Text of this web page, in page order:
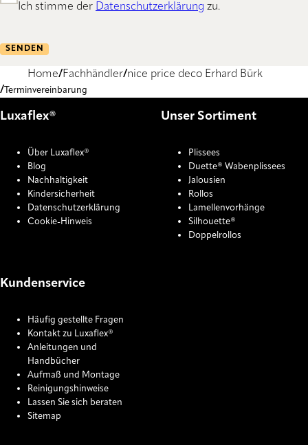
Ich stimme der Datenschutzerklärung zu.
SENDEN
Home Fachhändler nice price deco Erhard Bürk
Terminvereinbarung
Luxaflex®
Über Luxaflex®
Blog
Nachhaltigkeit
Kindersicherheit
Datenschutzerklärung
Cookie-Hinweis
Unser Sortiment
Plissees
Duette® Wabenplissees
Jalousien
Rollos
Lamellenvorhänge
Silhouette®
Doppelrollos
Kundenservice
Häufig gestellte Fragen
Kontakt zu Luxaflex®
Anleitungen und
Handbücher
Aufmaß und Montage
Reinigungshinweise
Lassen Sie sich beraten
Sitemap